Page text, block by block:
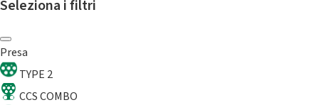
Seleziona i filtri
Presa
TYPE 2
CCS COMBO